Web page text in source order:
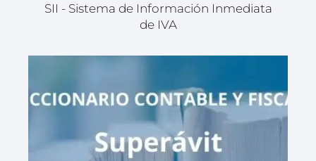
SII - Sistema de Información Inmediata
de IVA